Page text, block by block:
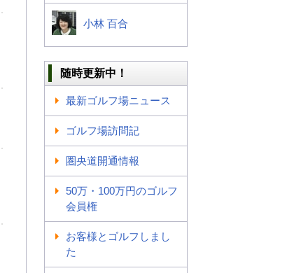
小林 百合
随時更新中！
最新ゴルフ場ニュース
ゴルフ場訪問記
圏央道開通情報
50万・100万円のゴルフ
会員権
お客様とゴルフしまし
た